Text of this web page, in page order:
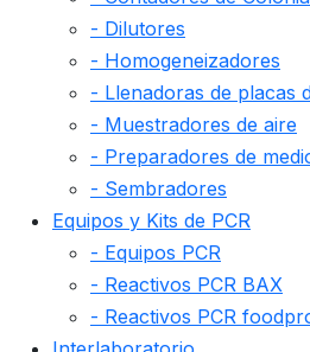
- Dilutores
- Homogeneizadores
- Llenadoras de placas
- Muestradores de aire
- Preparadores de
- Sembradores
Equipos y Kits de PCR
- Equipos PCR
- Reactivos PCR BAX
- Reactivos PCR